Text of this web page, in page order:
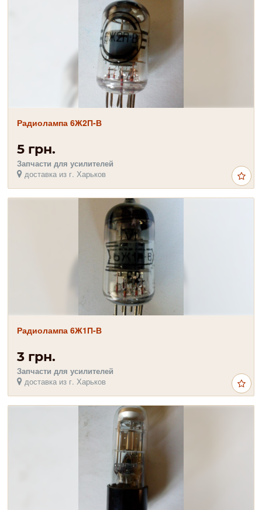
Радиолампа 6Ж2П-В
5 грн.
Запчасти для усилителей
доставка из г. Харьков
Радиолампа 6Ж1П-В
3 грн.
Запчасти для усилителей
доставка из г. Харьков